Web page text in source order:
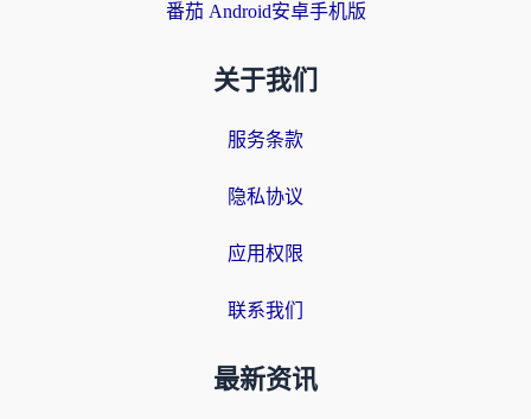
番茄 Android安卓手机版
关于我们
服务条款
隐私协议
应用权限
联系我们
最新资讯